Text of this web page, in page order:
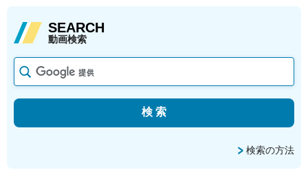
SEARCH
動画検索
検索の方法